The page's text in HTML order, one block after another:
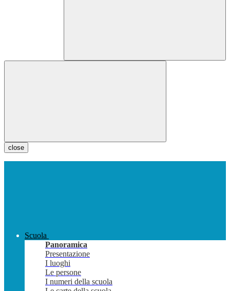
close
Scuola
Panoramica
Presentazione
I luoghi
Le persone
I numeri della scuola